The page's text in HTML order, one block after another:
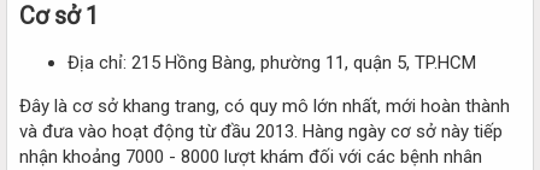
Cơ sở 1​
Địa chỉ: 215 Hồng Bàng, phường 11, quận 5, TP.HCM
Đây là cơ sở khang trang, có quy mô lớn nhất, mới hoàn thành
và đưa vào hoạt động từ đầu 2013. Hàng ngày cơ sở này tiếp
nhận khoảng 7000 - 8000 lượt khám đối với các bệnh nhân